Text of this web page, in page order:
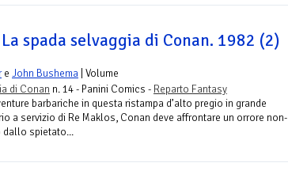
La spada selvaggia di Conan. 1982 (2)
e John Bushema | Volume
di Conan n. 14 - Panini Comics - Reparto Fantasy
barbariche in questa ristampa d’alto pregio in grande
a servizio di Re Maklos, Conan deve affrontare un orrore non-
dallo spietato...